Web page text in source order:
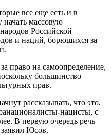
все еще есть и в
начать массовую
Российской
и наций, борющихся за
право на самоопределение,
большинство
прав.
рассказывать, что это,
нацисты, с
В первую очередь речь
заявил Юсов.